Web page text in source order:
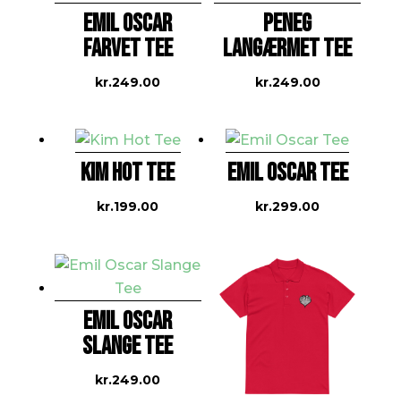
EMIL OSCAR
FARVET TEE
kr.249.00
PENEG
LANGÆRMET TEE
kr.249.00
KIM HOT TEE
kr.199.00
EMIL OSCAR TEE
kr.299.00
EMIL OSCAR
SLANGE TEE
kr.249.00